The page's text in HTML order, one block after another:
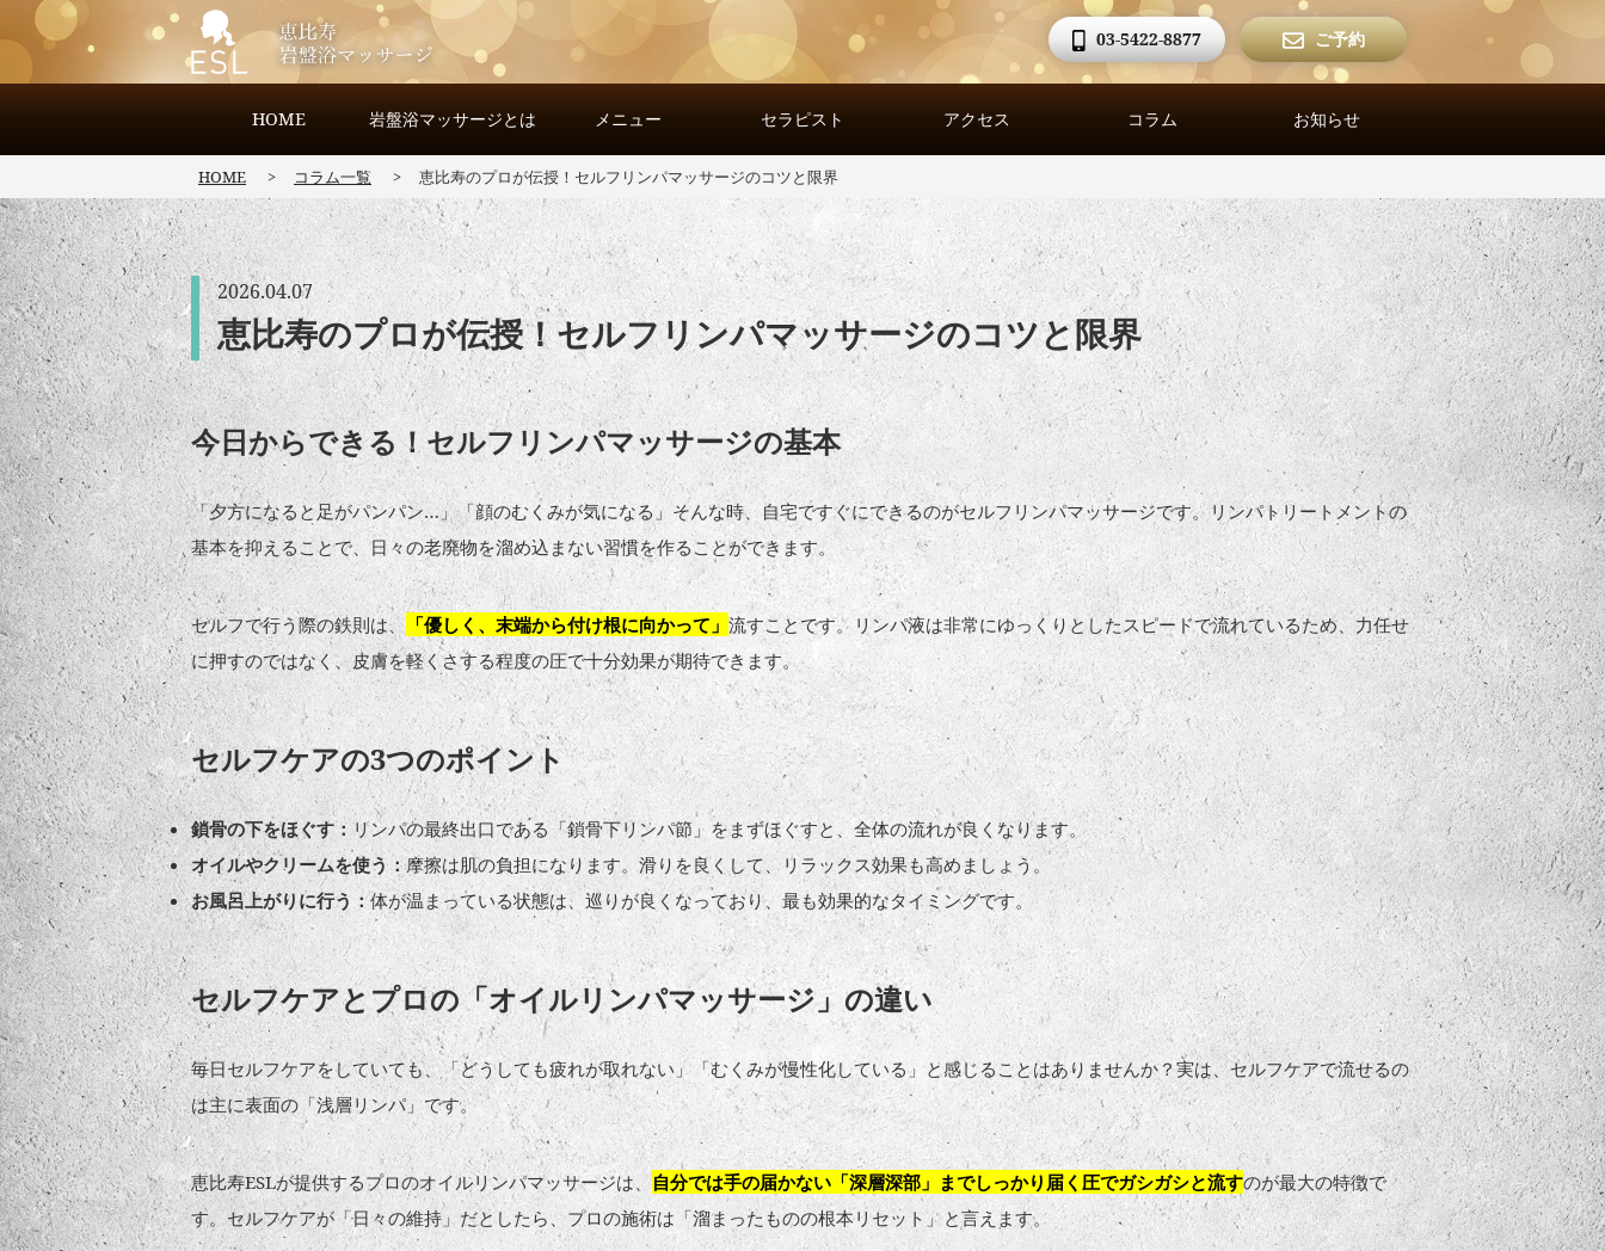
03-5422-8877 ご予約
HOME 岩盤浴マッサージとは メニュー セラピスト アクセス コラム お知らせ
HOME コラム一覧 恵比寿のプロが伝授！セルフリンパマッサージのコツと限界
2026.04.07
恵比寿のプロが伝授！セルフリンパマッサージのコツと限界
今日からできる！セルフリンパマッサージの基本
「夕方になると足がパンパン…」「顔のむくみが気になる」そんな時、自宅ですぐにできるのがセルフリンパマッサージです。リンパトリートメントの
基本を抑えることで、日々の老廃物を溜め込まない習慣を作ることができます。
セルフで行う際の鉄則は、 「優しく、末端から付け根に向かって」 流すことです。リンパ液は非常にゆっくりとしたスピードで流れているため、力任せ
に押すのではなく、皮膚を軽くさする程度の圧で十分効果が期待できます。
セルフケアの3つのポイント
鎖骨の下をほぐす：リンパの最終出口である「鎖骨下リンパ節」をまずほぐすと、全体の流れが良くなります。
オイルやクリームを使う：摩擦は肌の負担になります。滑りを良くして、リラックス効果も高めましょう。
お風呂上がりに行う：体が温まっている状態は、巡りが良くなっており、最も効果的なタイミングです。
セルフケアとプロの「オイルリンパマッサージ」の違い
毎日セルフケアをしていても、「どうしても疲れが取れない」「むくみが慢性化している」と感じることはありませんか？実は、セルフケアで流せるの
は主に表面の「浅層リンパ」です。
恵比寿ESLが提供するプロのオイルリンパマッサージは、自分では手の届かない「深層深部」までしっかり届く圧でガシガシと流すのが最大の特徴で
す。セルフケアが「日々の維持」だとしたら、プロの施術は「溜まったものの根本リセット」と言えます。